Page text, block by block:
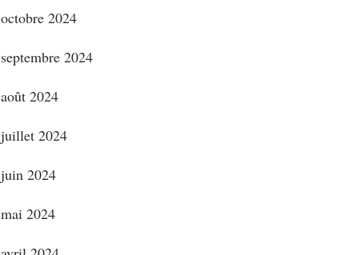
octobre 2024
septembre 2024
août 2024
juillet 2024
juin 2024
mai 2024